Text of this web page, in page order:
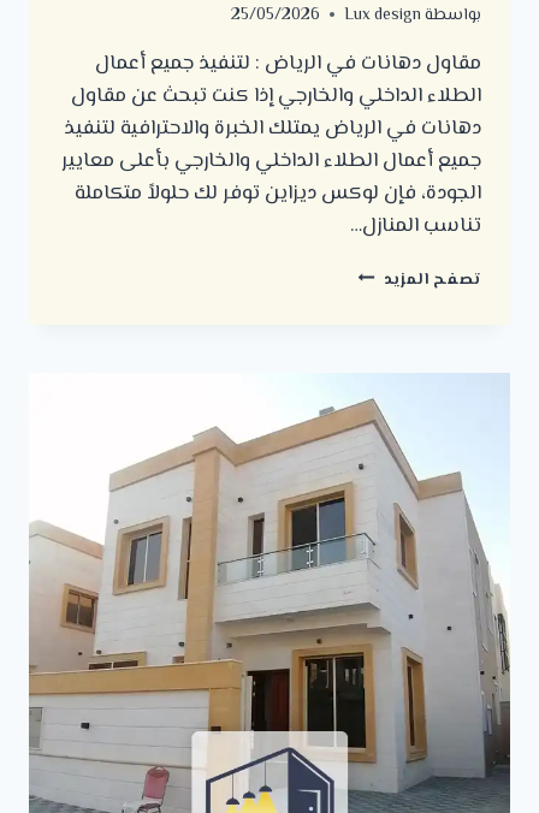
بواسطةLux design
25/05/2026
مقاول دهانات في الرياض : لتنفيذ جميع أعمال
الطلاء الداخلي والخارجي إذا كنت تبحث عن مقاول
دهانات في الرياض يمتلك الخبرة والاحترافية لتنفيذ
جميع أعمال الطلاء الداخلي والخارجي بأعلى معايير
الجودة، فإن لوكس ديزاين توفر لك حلولاً متكاملة
تناسب المنازل…
تصفح المزيد مقاول
:
لتنفيذ
جميع
أعمال
الطلاء
الداخلي
والخارجي